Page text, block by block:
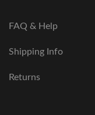
FAQ & Help
Shipping Info
Returns